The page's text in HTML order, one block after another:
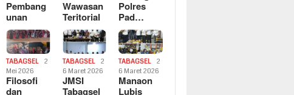
Pembang
unan
Wawasan
Teritorial
Polres
Pad…
TABAGSEL
2
Mei 2026
Filosofi
TABAGSEL
2
6 Maret 2026
JMSI
TABAGSEL
2
6 Maret 2026
Manaon